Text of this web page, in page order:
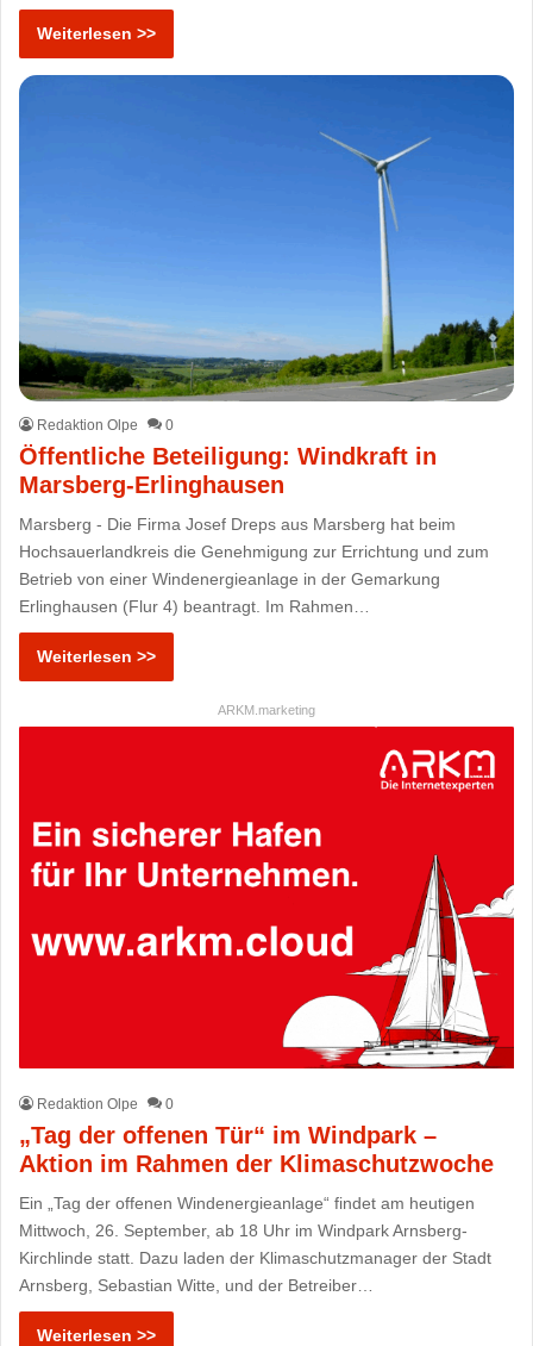
Weiterlesen >>
Redaktion Olpe 0
Öffentliche Beteiligung: Windkraft in
Marsberg-Erlinghausen
Marsberg - Die Firma Josef Dreps aus Marsberg hat beim
Hochsauerlandkreis die Genehmigung zur Errichtung und zum
Betrieb von einer Windenergieanlage in der Gemarkung
Erlinghausen (Flur 4) beantragt. Im Rahmen…
Weiterlesen >>
ARKM.marketing
Redaktion Olpe 0
„Tag der offenen Tür“ im Windpark –
Aktion im Rahmen der Klimaschutzwoche
Ein „Tag der offenen Windenergieanlage“ findet am heutigen
Mittwoch, 26. September, ab 18 Uhr im Windpark Arnsberg-
Kirchlinde statt. Dazu laden der Klimaschutzmanager der Stadt
Arnsberg, Sebastian Witte, und der Betreiber…
Weiterlesen >>